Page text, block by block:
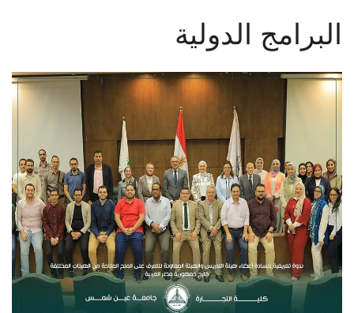
الأنظمة الذكية
تواصل معنا
الطلاب
هيئة التدريس
الدراسات العليا
البرامج الدولية